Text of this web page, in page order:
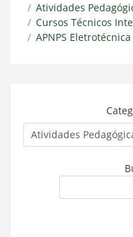
Atividades
Cursos Técnicos
APNPS Eletrotécnica